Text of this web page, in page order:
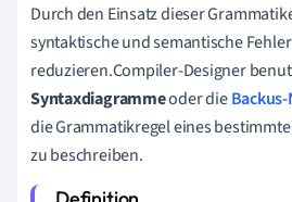
Durch den Einsatz dieser
syntaktische und semantische
reduzieren.Compiler-Designer
Syntaxdiagrammeoder die
die Grammatikregel eines
zu beschreiben.